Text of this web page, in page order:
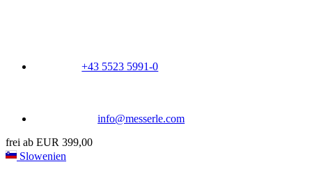
+43 5523 5991-0
info@messerle.com
frei ab EUR 399,00
Slowenien